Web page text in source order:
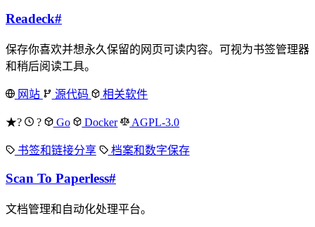
Readeck#
保存你喜欢并想永久保留的网页可读内容。可视为书签管理器
和稍后阅读工具。
网站 源代码 相关软件
★? ? Go Docker AGPL-3.0
书签和链接分享 档案和数字保存
Scan To Paperless#
文档管理和自动化处理平台。